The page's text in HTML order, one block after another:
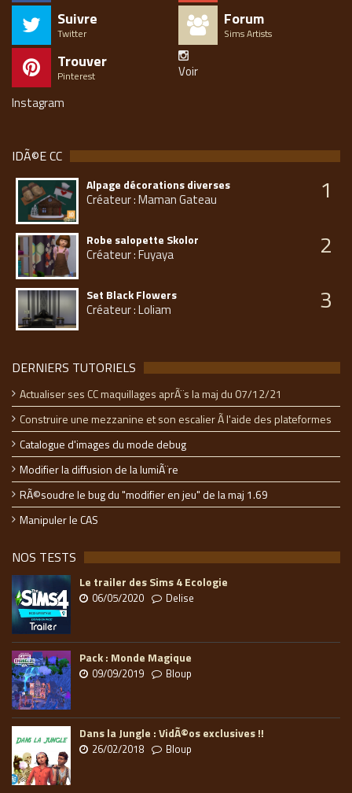
Suivre
Twitter
Forum
Sims Artists
Trouver
Pinterest
Voir
Instagram
IDÃ©E CC
Alpage décorations diverses
Créateur : Maman Gateau 1
Robe salopette Skolor
Créateur : Fuyaya 2
Set Black Flowers
Créateur : Loliam 3
DERNIERS TUTORIELS
Actualiser ses CC maquillages aprÃ¨s la maj du 07/12/21
Construire une mezzanine et son escalier Ã l'aide des plateformes
Catalogue d'images du mode debug
Modifier la diffusion de la lumiÃ¨re
RÃ©soudre le bug du "modifier en jeu" de la maj 1.69
Manipuler le CAS
NOS TESTS
Le trailer des Sims 4 Ecologie
06/05/2020 Delise
Pack : Monde Magique
09/09/2019 Bloup
Dans la Jungle : VidÃ©os exclusives !!
26/02/2018 Bloup